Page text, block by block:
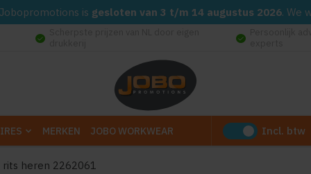
is gesloten van 3 t/m 14 augustus 2026. We
check_circle check_circle
MERKEN JOBO WORKWEAR Incl. btw
heren 2262061